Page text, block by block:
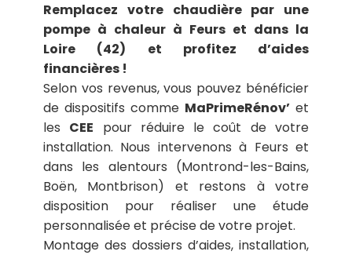
Remplacez votre chaudière par une
pompe à chaleur à Feurs et dans la
Loire (42) et profitez d’aides
financières !
Selon vos revenus, vous pouvez bénéficier
de dispositifs comme MaPrimeRénov’ et
les CEE pour réduire le coût de votre
installation. Nous intervenons à Feurs et
dans les alentours (Montrond-les-Bains,
Boën, Montbrison) et restons à votre
disposition pour réaliser une étude
personnalisée et précise de votre projet.
Montage des dossiers d’aides, installation,